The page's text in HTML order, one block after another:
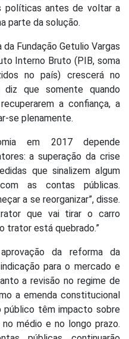
políticas antes de voltar a
parte da solução.
Fundação Getulio Vargas
Interno Bruto (PIB, soma
no país) crescerá no
que somente quando
a confiança, a
se plenamente.
em 2017 depende
a superação da crise
que sinalizem algum
as contas públicas.
a se reorganizar”, disse.
que vai tirar o carro
trator está quebrado.”
da reforma da
para o mercado e
a revisão no regime de
a emenda constitucional
têm impacto sobre
médio e no longo prazo.